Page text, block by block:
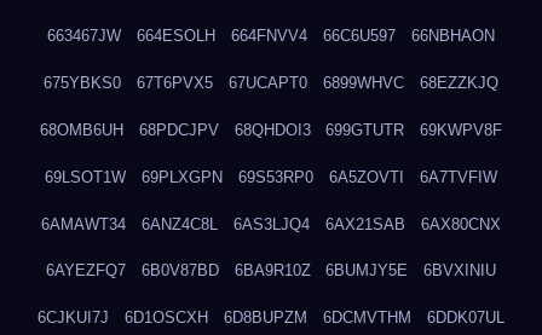
663467JW 664ESOLH 664FNVV4 66C6U597 66NBHAON
675YBKS0 67T6PVX5 67UCAPT0 6899WHVC 68EZZKJQ
68OMB6UH 68PDCJPV 68QHDOI3 699GTUTR 69KWPV8F
69LSOT1W 69PLXGPN 69S53RP0 6A5ZOVTI 6A7TVFIW
6AMAWT34 6ANZ4C8L 6AS3LJQ4 6AX21SAB 6AX80CNX
6AYEZFQ7 6B0V87BD 6BA9R10Z 6BUMJY5E 6BVXINIU
6CJKUI7J 6D1OSCXH 6D8BUPZM 6DCMVTHM 6DDK07UL